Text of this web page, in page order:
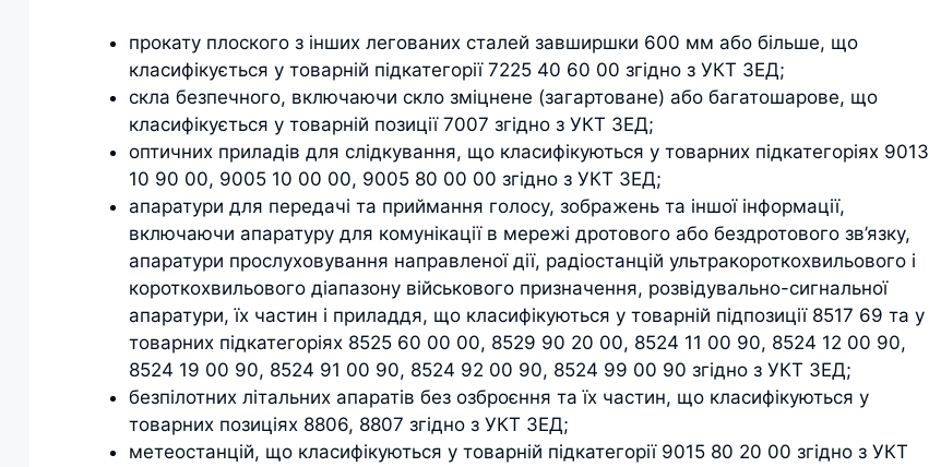
прокату плоского з інших легованих сталей завширшки 600 мм або більше, що
класифікується у товарній підкатегорії 7225 40 60 00 згідно з УКТ ЗЕД;
скла безпечного, включаючи скло зміцнене (загартоване) або багатошарове, що
класифікується у товарній позиції 7007 згідно з УКТ ЗЕД;
оптичних приладів для слідкування, що класифікуються у товарних підкатегоріях 9013
10 90 00, 9005 10 00 00, 9005 80 00 00 згідно з УКТ ЗЕД;
апаратури для передачі та приймання голосу, зображень та іншої інформації,
включаючи апаратуру для комунікації в мережі дротового або бездротового зв’язку,
апаратури прослуховування направленої дії, радіостанцій ультракороткохвильового і
короткохвильового діапазону військового призначення, розвідувально-сигнальної
апаратури, їх частин і приладдя, що класифікуються у товарній підпозиції 8517 69 та у
товарних підкатегоріях 8525 60 00 00, 8529 90 20 00, 8524 11 00 90, 8524 12 00 90,
8524 19 00 90, 8524 91 00 90, 8524 92 00 90, 8524 99 00 90 згідно з УКТ ЗЕД;
безпілотних літальних апаратів без озброєння та їх частин, що класифікуються у
товарних позиціях 8806, 8807 згідно з УКТ ЗЕД;
метеостанцій, що класифікуються у товарній підкатегорії 9015 80 20 00 згідно з УКТ